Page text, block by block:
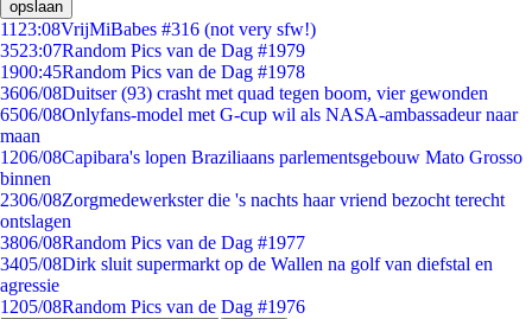
opslaan
11 23:08VrijMiBabes #316 (not very sfw!)
3523:07Random Pics van de Dag #1979
1900:45Random Pics van de Dag #1978
3606/08Duitser (93) crasht met quad tegen boom, vier gewonden
6506/08Onlyfans-model met G-cup wil als NASA-ambassadeur naar
maan
1206/08Capibara's lopen Braziliaans parlementsgebouw Mato Grosso
binnen
2306/08Zorgmedewerkster die 's nachts haar vriend bezocht terecht
ontslagen
3806/08Random Pics van de Dag #1977
3405/08Dirk sluit supermarkt op de Wallen na golf van diefstal en
agressie
1205/08Random Pics van de Dag #1976